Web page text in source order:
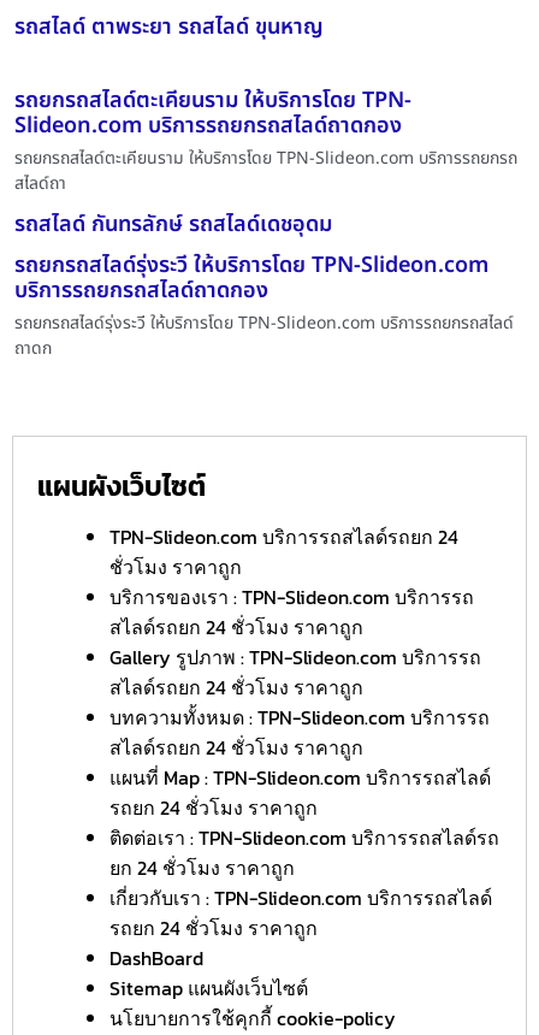
รถสไลด์ ตาพระยา รถสไลด์ ขุนหาญ
รถยกรถสไลด์ตะเคียนราม ให้บริการโดย TPN-
Slideon.com บริการรถยกรถสไลด์ถาดกอง
รถยกรถสไลด์ตะเคียนราม ให้บริการโดย TPN-Slideon.com บริการรถยกรถ
สไลด์ถา
รถสไลด์ กันทรลักษ์ รถสไลด์เดชอุดม
รถยกรถสไลด์รุ่งระวี ให้บริการโดย TPN-Slideon.com
บริการรถยกรถสไลด์ถาดกอง
รถยกรถสไลด์รุ่งระวี ให้บริการโดย TPN-Slideon.com บริการรถยกรถสไลด์
ถาดก
แผนผังเว็บไซต์
TPN-Slideon.com บริการรถสไลด์รถยก 24
ชั่วโมง ราคาถูก
บริการของเรา : TPN-Slideon.com บริการรถ
สไลด์รถยก 24 ชั่วโมง ราคาถูก
Gallery รูปภาพ : TPN-Slideon.com บริการรถ
สไลด์รถยก 24 ชั่วโมง ราคาถูก
บทความทั้งหมด : TPN-Slideon.com บริการรถ
สไลด์รถยก 24 ชั่วโมง ราคาถูก
แผนที่ Map : TPN-Slideon.com บริการรถสไลด์
รถยก 24 ชั่วโมง ราคาถูก
ติดต่อเรา : TPN-Slideon.com บริการรถสไลด์รถ
ยก 24 ชั่วโมง ราคาถูก
เกี่ยวกับเรา : TPN-Slideon.com บริการรถสไลด์
รถยก 24 ชั่วโมง ราคาถูก
DashBoard
Sitemap แผนผังเว็บไซต์
นโยบายการใช้คุกกี้ cookie-policy